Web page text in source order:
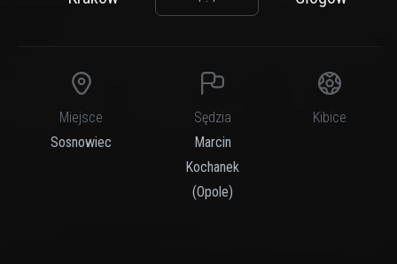
Miejsce
Sosnowiec
Sędzia
Marcin
Kochanek
(Opole)
Kibice